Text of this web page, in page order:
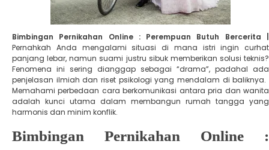
Bimbingan Pernikahan Online : Perempuan Butuh Bercerita |
Pernahkah Anda mengalami situasi di mana istri ingin curhat
panjang lebar, namun suami justru sibuk memberikan solusi teknis?
Fenomena ini sering dianggap sebagai “drama”, padahal ada
penjelasan ilmiah dan riset psikologi yang mendalam di baliknya. ​
Memahami perbedaan cara berkomunikasi antara pria dan wanita
adalah kunci utama dalam membangun rumah tangga yang
harmonis dan minim konflik.
Bimbingan Pernikahan Online :